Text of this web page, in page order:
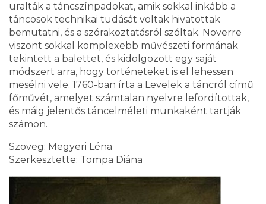
uralták a táncszínpadokat, amik sokkal inkább a
táncosok technikai tudását voltak hivatottak
bemutatni, és a szórakoztatásról szóltak. Noverre
viszont sokkal komplexebb művészeti formának
tekintett a balettet, és kidolgozott egy saját
módszert arra, hogy történeteket is el lehessen
mesélni vele. 1760-ban írta a Levelek a táncról című
főművét, amelyet számtalan nyelvre lefordítottak,
és máig jelentős táncelméleti munkaként tartják
számon.
Szöveg: Megyeri Léna
Szerkesztette: Tompa Diána